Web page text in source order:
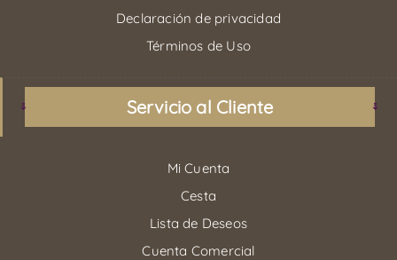
Declaración de privacidad
Términos de Uso
Servicio al Cliente
Mi Cuenta
Cesta
Lista de Deseos
Cuenta Comercial